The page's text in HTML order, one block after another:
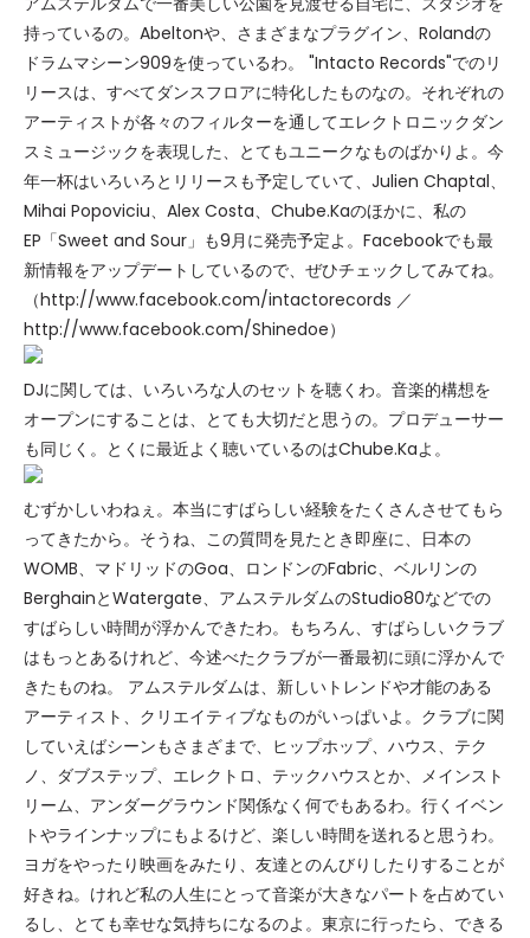
持っているの。Abeltonや、さまざまなプラグイン、Rolandの
ドラムマシーン909を使っているわ。 "Intacto Records"でのリ
リースは、すべてダンスフロアに特化したものなの。それぞれの
アーティストが各々のフィルターを通してエレクトロニックダン
スミュージックを表現した、とてもユニークなものばかりよ。今
年一杯はいろいろとリリースも予定していて、Julien Chaptal、
Mihai Popoviciu、Alex Costa、Chube.Kaのほかに、私の
EP「Sweet and Sour」も9月に発売予定よ。Facebookでも最
新情報をアップデートしているので、ぜひチェックしてみてね。
（http://www.facebook.com/intactorecords ／
http://www.facebook.com/Shinedoe）
DJに関しては、いろいろな人のセットを聴くわ。音楽的構想を
オープンにすることは、とても大切だと思うの。プロデューサー
も同じく。とくに最近よく聴いているのはChube.Kaよ。
むずかしいわねぇ。本当にすばらしい経験をたくさんさせてもら
ってきたから。そうね、この質問を見たとき即座に、日本の
WOMB、マドリッドのGoa、ロンドンのFabric、ベルリンの
BerghainとWatergate、アムステルダムのStudio80などでの
すばらしい時間が浮かんできたわ。もちろん、すばらしいクラブ
はもっとあるけれど、今述べたクラブが一番最初に頭に浮かんで
きたものね。 アムステルダムは、新しいトレンドや才能のある
アーティスト、クリエイティブなものがいっぱいよ。クラブに関
していえばシーンもさまざまで、ヒップホップ、ハウス、テク
ノ、ダブステップ、エレクトロ、テックハウスとか、メインスト
リーム、アンダーグラウンド関係なく何でもあるわ。行くイベン
トやラインナップにもよるけど、楽しい時間を送れると思うわ。
ヨガをやったり映画をみたり、友達とのんびりしたりすることが
好きね。けれど私の人生にとって音楽が大きなパートを占めてい
るし、とても幸せな気持ちになるのよ。東京に行ったら、できる